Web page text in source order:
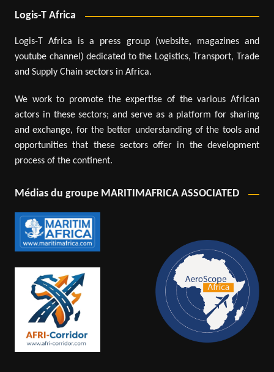
Logis-T Africa
Logis-T Africa is a press group (website, magazines and
youtube channel) dedicated to the Logistics, Transport, Trade
and Supply Chain sectors in Africa.
We work to promote the expertise of the various African
actors in these sectors; and serve as a platform for sharing
and exchange, for the better understanding of the tools and
opportunities that these sectors offer in the development
process of the continent.
Médias du groupe MARITIMAFRICA ASSOCIATED